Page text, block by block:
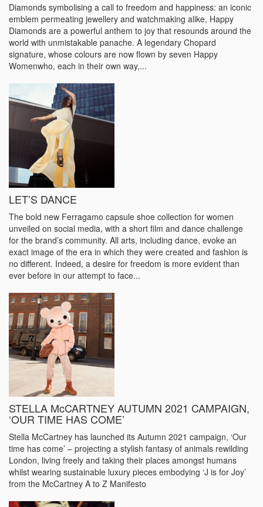
Diamonds symbolising a call to freedom and happiness: an iconic
emblem permeating jewellery and watchmaking alike, Happy
Diamonds are a powerful anthem to joy that resounds around the
world with unmistakable panache. A legendary Chopard
signature, whose colours are now flown by seven Happy
Womenwho, each in their own way,...
LET’S DANCE
The bold new Ferragamo capsule shoe collection for women
unveiled on social media, with a short film and dance challenge
for the brand’s community. All arts, including dance, evoke an
exact image of the era in which they were created and fashion is
no different. Indeed, a desire for freedom is more evident than
ever before in our attempt to face...
STELLA McCARTNEY AUTUMN 2021 CAMPAIGN,
‘OUR TIME HAS COME’
Stella McCartney has launched its Autumn 2021 campaign, ‘Our
time has come’ – projecting a stylish fantasy of animals rewilding
London, living freely and taking their places amongst humans
whilst wearing sustainable luxury pieces embodying ‘J is for Joy’
from the McCartney A to Z Manifesto